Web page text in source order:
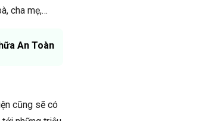
cha mẹ,…
An Toàn
cũng sẽ có